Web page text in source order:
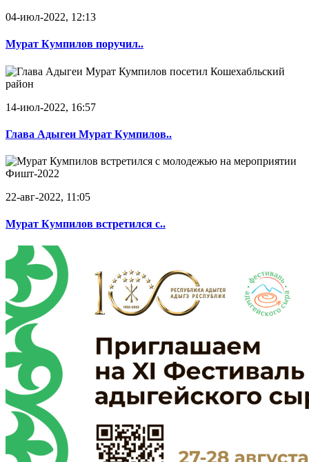
04-июл-2022, 12:13
Мурат Кумпилов поручил..
14-июл-2022, 16:57
Глава Адыгеи Мурат Кумпилов..
22-авг-2022, 11:05
Мурат Кумпилов встретился с..